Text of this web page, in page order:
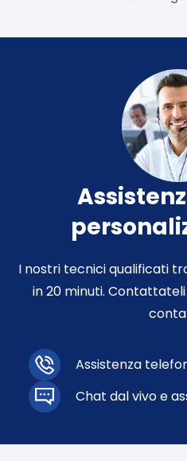
I nostri tecnici qualificati
in 20 minuti.
Assistenza
Chat dal vivo e